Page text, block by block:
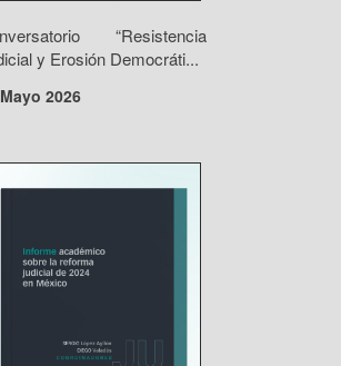
“Resistencia
y Erosión Democráti...
2026